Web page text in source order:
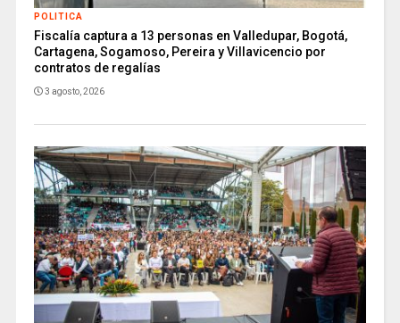
POLITICA
Fiscalía captura a 13 personas en Valledupar, Bogotá,
Cartagena, Sogamoso, Pereira y Villavicencio por
contratos de regalías
3 agosto, 2026